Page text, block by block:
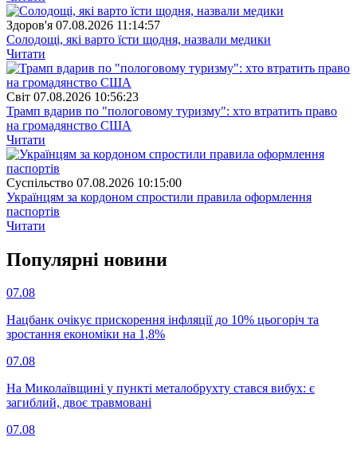
Здоров'я 07.08.2026 11:14:57
Солодощі, які варто їсти щодня, назвали медики
Читати
Свiт 07.08.2026 10:56:23
Трамп вдарив по "пологовому туризму": хто втратить право
на громадянство США
Читати
Суспiльство 07.08.2026 10:15:00
Українцям за кордоном спростили правила оформлення
паспортів
Читати
Популярнi новини
07.08
Нацбанк очікує прискорення інфляції до 10% цьогоріч та
зростання економіки на 1,8%
07.08
На Миколаївщині у пункті металобрухту стався вибух: є
загиблий, двоє травмовані
07.08